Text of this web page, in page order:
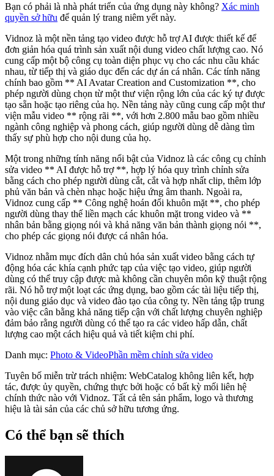
Bạn có phải là nhà phát triển của ứng dụng này không? Xác minh
quyền sở hữu để quản lý trang niêm yết này.
Vidnoz là một nền tảng tạo video được hỗ trợ AI được thiết kế để
đơn giản hóa quá trình sản xuất nội dung video chất lượng cao. Nó
cung cấp một bộ công cụ toàn diện phục vụ cho các nhu cầu khác
nhau, từ tiếp thị và giáo dục đến các dự án cá nhân. Các tính năng
chính bao gồm ** AI Avatar Creation and Customization **, cho
phép người dùng chọn từ một thư viện rộng lớn của các ký tự được
tạo sẵn hoặc tạo riêng của họ. Nền tảng này cũng cung cấp một thư
viện mẫu video ** rộng rãi **, với hơn 2.800 mẫu bao gồm nhiều
ngành công nghiệp và phong cách, giúp người dùng dễ dàng tìm
thấy sự phù hợp cho nội dung của họ.
Một trong những tính năng nổi bật của Vidnoz là các công cụ chỉnh
sửa video ** AI được hỗ trợ **, hợp lý hóa quy trình chỉnh sửa
bằng cách cho phép người dùng cắt, cắt và hợp nhất clip, thêm lớp
phủ văn bản và chèn nhạc hoặc hiệu ứng âm thanh. Ngoài ra,
Vidnoz cung cấp ** Công nghệ hoán đổi khuôn mặt **, cho phép
người dùng thay thế liền mạch các khuôn mặt trong video và **
nhân bản bằng giọng nói và khả năng văn bản thành giọng nói **,
cho phép các giọng nói được cá nhân hóa.
Vidnoz nhằm mục đích dân chủ hóa sản xuất video bằng cách tự
động hóa các khía cạnh phức tạp của việc tạo video, giúp người
dùng có thể truy cập được mà không cần chuyên môn kỹ thuật rộng
rãi. Nó hỗ trợ một loạt các ứng dụng, bao gồm các tài liệu tiếp thị,
nội dung giáo dục và video đào tạo của công ty. Nền tảng tập trung
vào việc cân bằng khả năng tiếp cận với chất lượng chuyên nghiệp
đảm bảo rằng người dùng có thể tạo ra các video hấp dẫn, chất
lượng cao một cách hiệu quả và tiết kiệm chi phí.
Danh mục: Photo & VideoPhần mềm chỉnh sửa video
Tuyên bố miễn trừ trách nhiệm: WebCatalog không liên kết, hợp
tác, được ủy quyền, chứng thực bởi hoặc có bất kỳ mối liên hệ
chính thức nào với Vidnoz. Tất cả tên sản phẩm, logo và thương
hiệu là tài sản của các chủ sở hữu tương ứng.
Có thể bạn sẽ thích